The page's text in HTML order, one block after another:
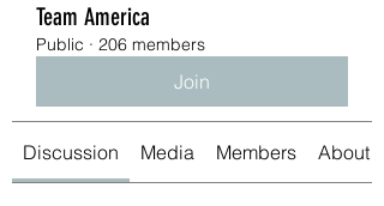
Team America
Public · 206 members
Join
Discussion Media Members About